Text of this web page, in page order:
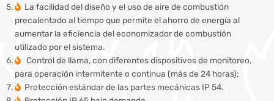
La facilidad del diseño y el uso de aire de combustión
precalentado al tiempo que permite el ahorro de energía al
aumentar la eficiencia del economizador de combustión
utilizado por el sistema.
Control de llama, con diferentes dispositivos de monitoreo,
para operación intermitente o continua (más de 24 horas);
Protección estándar de las partes mecánicas IP 54.